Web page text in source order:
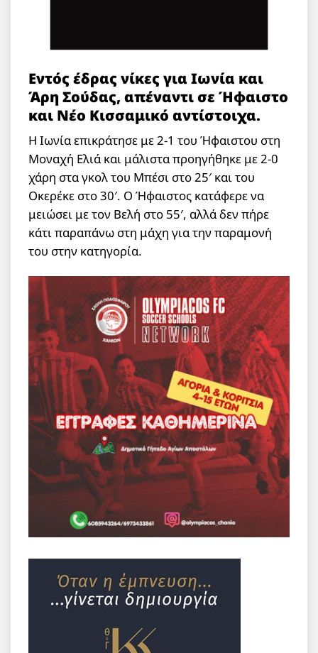
Εντός έδρας νίκες για Ιωνία και
Άρη Σούδας, απέναντι σε Ήφαιστο
και Νέο Κισσαμικό αντίστοιχα.
Η Ιωνία επικράτησε με 2-1 του Ήφαιστου στη
Μοναχή Ελιά και μάλιστα προηγήθηκε με 2-0
χάρη στα γκολ του Μπέσι στο 25′ και του
Οκερέκε στο 30′. Ο Ήφαιστος κατάφερε να
μειώσει με τον Βελή στο 55′, αλλά δεν πήρε
κάτι παραπάνω στη μάχη για την παραμονή
του στην κατηγορία.